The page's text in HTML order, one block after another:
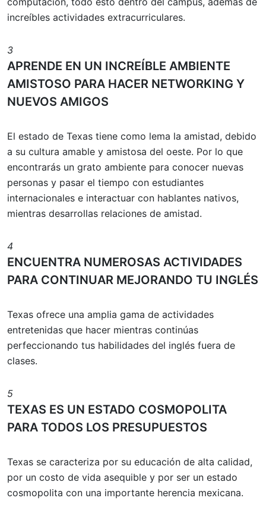
increíbles actividades extracurriculares.
3
APRENDE EN UN INCREÍBLE AMBIENTE
AMISTOSO PARA HACER NETWORKING Y
NUEVOS AMIGOS
El estado de Texas tiene como lema la amistad, debido
a su cultura amable y amistosa del oeste. Por lo que
encontrarás un grato ambiente para conocer nuevas
personas y pasar el tiempo con estudiantes
internacionales e interactuar con hablantes nativos,
mientras desarrollas relaciones de amistad.
4
ENCUENTRA NUMEROSAS ACTIVIDADES
PARA CONTINUAR MEJORANDO TU INGLÉS
Texas ofrece una amplia gama de actividades
entretenidas que hacer mientras continúas
perfeccionando tus habilidades del inglés fuera de
clases.
5
TEXAS ES UN ESTADO COSMOPOLITA
PARA TODOS LOS PRESUPUESTOS
Texas se caracteriza por su educación de alta calidad,
por un costo de vida asequible y por ser un estado
cosmopolita con una importante herencia mexicana.